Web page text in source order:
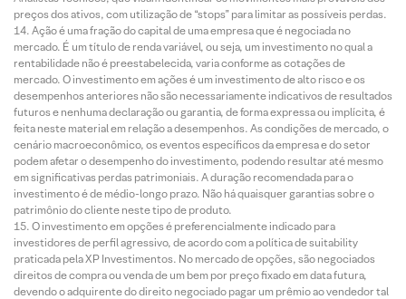
preços dos ativos, com utilização de “stops” para limitar as possíveis perdas.
Ação é uma fração do capital de uma empresa que é negociada no
mercado. É um título de renda variável, ou seja, um investimento no qual a
rentabilidade não é preestabelecida, varia conforme as cotações de
mercado. O investimento em ações é um investimento de alto risco e os
desempenhos anteriores não são necessariamente indicativos de resultados
futuros e nenhuma declaração ou garantia, de forma expressa ou implícita, é
feita neste material em relação a desempenhos. As condições de mercado, o
cenário macroeconômico, os eventos específicos da empresa e do setor
podem afetar o desempenho do investimento, podendo resultar até mesmo
em significativas perdas patrimoniais. A duração recomendada para o
investimento é de médio-longo prazo. Não há quaisquer garantias sobre o
patrimônio do cliente neste tipo de produto.
O investimento em opções é preferencialmente indicado para
investidores de perfil agressivo, de acordo com a política de suitability
praticada pela XP Investimentos. No mercado de opções, são negociados
direitos de compra ou venda de um bem por preço fixado em data futura,
devendo o adquirente do direito negociado pagar um prêmio ao vendedor tal